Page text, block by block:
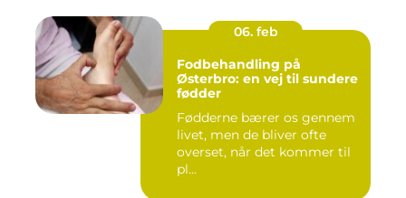
06. feb
Fodbehandling på
Østerbro: en vej til sundere
fødder
Fødderne bærer os gennem
livet, men de bliver ofte
overset, når det kommer til
pl...